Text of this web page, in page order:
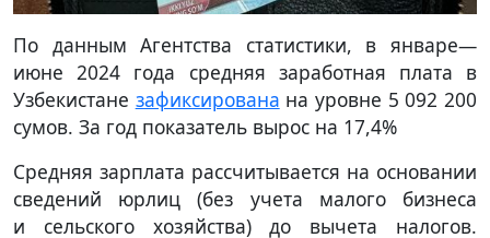
По данным Агентства статистики, в январе—
июне 2024 года средняя заработная плата в
Узбекистане зафиксирована на уровне 5 092 200
сумов. За год показатель вырос на 17,4%
Средняя зарплата рассчитывается на основании
сведений юрлиц (без учета малого бизнеса
и сельского хозяйства) до вычета налогов.